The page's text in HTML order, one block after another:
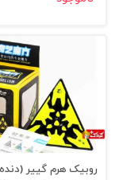
روبیک هرم گییر